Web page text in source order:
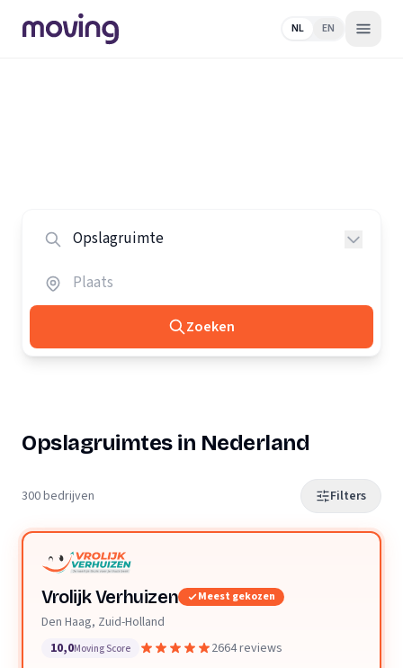
NL EN
Zoeken
Opslagruimtes in Nederland
300 bedrijven Filters
Vrolijk Verhuizen Meest gekozen
Den Haag, Zuid-Holland
10,0Moving Score 2664 reviews